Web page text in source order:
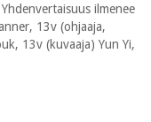
ilmenee
13v (ohjaaja,
13v (kuvaaja) Yun Yi,